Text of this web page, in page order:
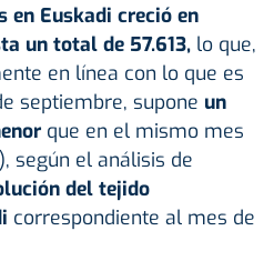
en Euskadi creció en
un total de 57.613, lo que,
en línea con lo que es
septiembre, supone un
que en el mismo mes
según el análisis de
del tejido
correspondiente al mes de